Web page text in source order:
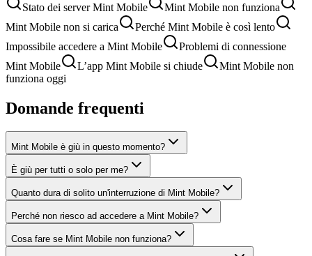
Stato dei server Mint Mobile
Mint Mobile non funziona
Mint Mobile non si carica
Perché Mint Mobile è così lento
Impossibile accedere a Mint Mobile
Problemi di connessione
Mint Mobile
L’app Mint Mobile si chiude
Mint Mobile non
funziona oggi
Domande frequenti
Mint Mobile è giù in questo momento?
È giù per tutti o solo per me?
Quanto dura di solito un'interruzione di Mint Mobile?
Perché non riesco ad accedere a Mint Mobile?
Cosa fare se Mint Mobile non funziona?